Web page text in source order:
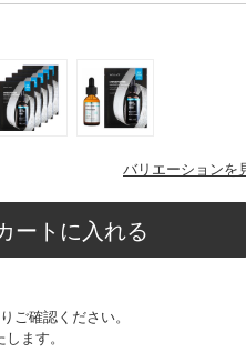
バリエーションを
ートに入れる
ご確認ください。
ます。